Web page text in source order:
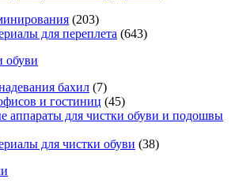
(203)
для переплета (643)
обуви
бахил (7)
и гостиниц (45)
для чистки обуви и подошвы
для чистки обуви (38)